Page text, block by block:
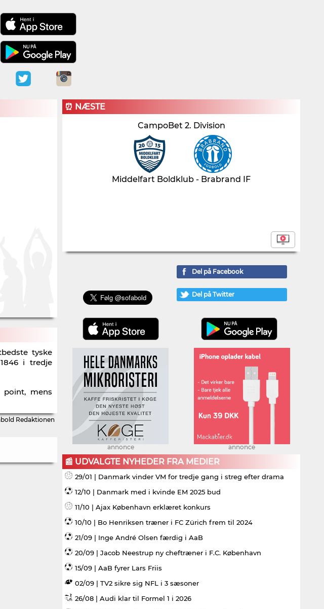
Om
tyske
i tredje
mens
Redaktionen
⏰ NÆSTE
CampoBet 2. Division
Middelfart Boldklub - Brabrand IF
Del på Facebook
Del på Twitter
annonce annonce
📰 UDVALGTE NYHEDER FRA MEDIER
29/01 | Danmark vinder VM for tredje gang i streg efter drama
12/10 | Danmark med i kvinde EM 2025 bud
11/10 | Ajax København erklæret konkurs
10/10 | Bo Henriksen træner i FC Zürich frem til 2024
21/09 | Inge André Olsen færdig i AaB
20/09 | Jacob Neestrup ny cheftræner i F.C. København
15/09 | AaB fyrer Lars Friis
02/09 | TV2 sikre sig NFL i 3 sæsoner
26/08 | Audi klar til Formel 1 i 2026